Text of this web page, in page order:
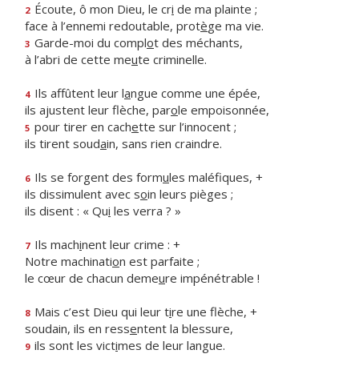
2 Écoute, ô mon Dieu, le cri de ma plainte ;
face à l’ennemi redoutable, protège ma vie.
3 Garde-moi du complot des méchants,
à l’abri de cette meute criminelle.
4 Ils affûtent leur langue comme une épée,
ils ajustent leur flèche, parole empoisonnée,
5 pour tirer en cachette sur l’innocent ;
ils tirent soudain, sans rien craindre.
6 Ils se forgent des formules maléfiques, +
ils dissimulent avec soin leurs pièges ;
ils disent : « Qui les verra ? »
7 Ils machinent leur crime : +
Notre machination est parfaite ;
le cœur de chacun demeure impénétrable !
8 Mais c’est Dieu qui leur tire une flèche, +
soudain, ils en ressentent la blessure,
9 ils sont les victimes de leur langue.